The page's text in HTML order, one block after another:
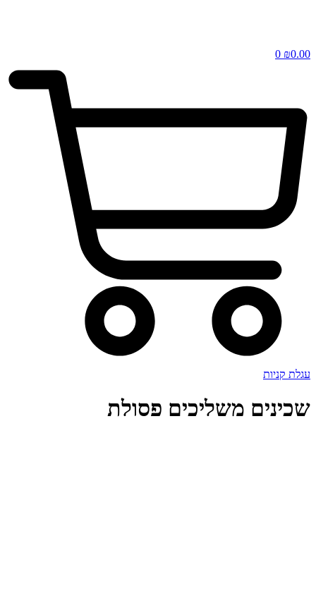
₪0.00
0
עגלת קניות
שכינים משליכים פסולת